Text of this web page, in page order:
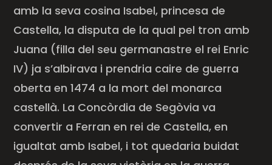
amb la seva cosina Isabel, princesa de
Castella, la disputa de la qual pel tron amb
Juana (filla del seu germanastre el rei Enric
IV) ja s’albirava i prendria caire de guerra
oberta en 1474 a la mort del monarca
castellà. La Concòrdia de Segòvia va
convertir a Ferran en rei de Castella, en
igualtat amb Isabel, i tot quedaria buidat